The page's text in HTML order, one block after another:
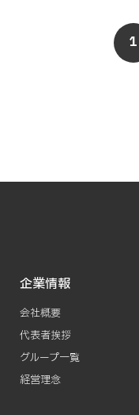
1
企業情報
会社概要
代表者挨拶
グループ一覧
経営理念